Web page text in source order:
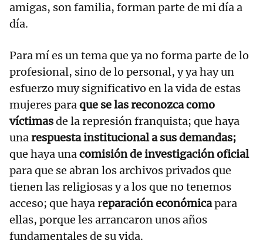
amigas, son familia, forman parte de mi día a
día.
Para mí es un tema que ya no forma parte de lo
profesional, sino de lo personal, y ya hay un
esfuerzo muy significativo en la vida de estas
mujeres paraque se las reconozca como
víctimasde la represión franquista; que haya
unarespuesta institucional a sus demandas;
que haya unacomisión de investigación oficial
para que se abran los archivos privados que
tienen las religiosas y a los que no tenemos
acceso; que haya reparación económicapara
ellas, porque les arrancaron unos años
fundamentales de su vida.